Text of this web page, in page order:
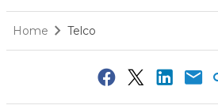
Home Telco